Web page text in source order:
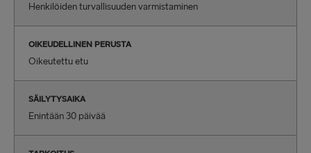
Henkilöiden turvallisuuden varmistaminen
OIKEUDELLINEN PERUSTA
Oikeutettu etu
SÄILYTYSAIKA
Enintään 30 päivää